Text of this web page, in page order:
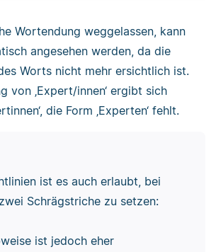
Wortendung weggelassen, kann
angesehen werden, da die
Worts nicht mehr ersichtlich ist.
von ‚Expert/innen‘ ergibt sich
die Form ‚Experten‘ fehlt.
ist es auch erlaubt, bei
Schrägstriche zu setzen:
ist jedoch eher